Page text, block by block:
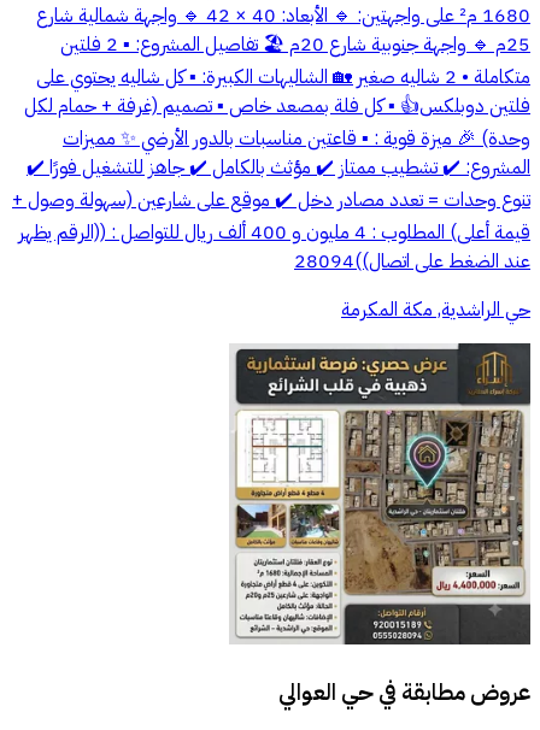
1680 م² على واجهتين: 🔹 الأبعاد: 40 × 42 🔹 واجهة شمالية شارع
25م 🔹 واجهة جنوبية شارع 20م 🏖️ تفاصيل المشروع: ▪️ 2 فلتين
متكاملة • 2 شاليه صغير 🏡 الشاليهات الكبيرة: ▪️ كل شاليه يحتوي على
فلتين دوبلكس👍 ▪️ كل فلة بمصعد خاص ▪️ تصميم (غرفة + حمام لكل
وحدة) 🎉 ميزة قوية : ▪️ قاعتين مناسبات بالدور الأرضي ✨ مميزات
المشروع: ✔️ تشطيب ممتاز ✔️ مؤثث بالكامل ✔️ جاهز للتشغيل فورًا ✔️
تنوع وحدات = تعدد مصادر دخل ✔️ موقع على شارعين (سهولة وصول +
قيمة أعلى) المطلوب : 4 مليون و 400 ألف ريال للتواصل : ((الرقم يظهر
عند الضغط على اتصال))28094
حي الراشدية, مكة المكرمة
عروض مطابقة فيحي العوالي